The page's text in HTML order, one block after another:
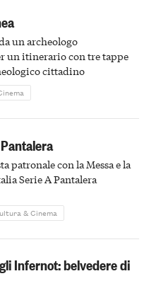
un archeologo
un itinerario con tre tappe
cittadino
patronale con la Messa e la
Serie A Pantalera
& Cinema
Infernot: belvedere di